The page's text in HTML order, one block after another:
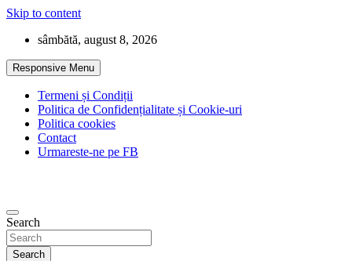
Skip to content
sâmbătă, august 8, 2026
Responsive Menu
Termeni și Condiții
Politica de Confidențialitate și Cookie-uri
Politica cookies
Contact
Urmareste-ne pe FB
Search
Search